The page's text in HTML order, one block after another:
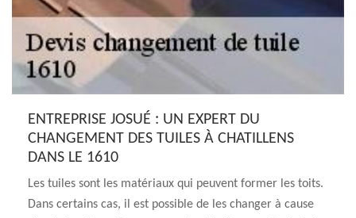
ENTREPRISE JOSUÉ : UN EXPERT DU
CHANGEMENT DES TUILES À CHATILLENS
DANS LE 1610
Les tuiles sont les matériaux qui peuvent former les toits.
Dans certains cas, il est possible de les changer à cause